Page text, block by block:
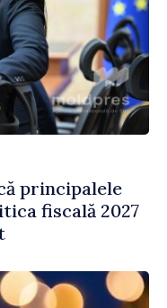
principalele
fiscală 2027